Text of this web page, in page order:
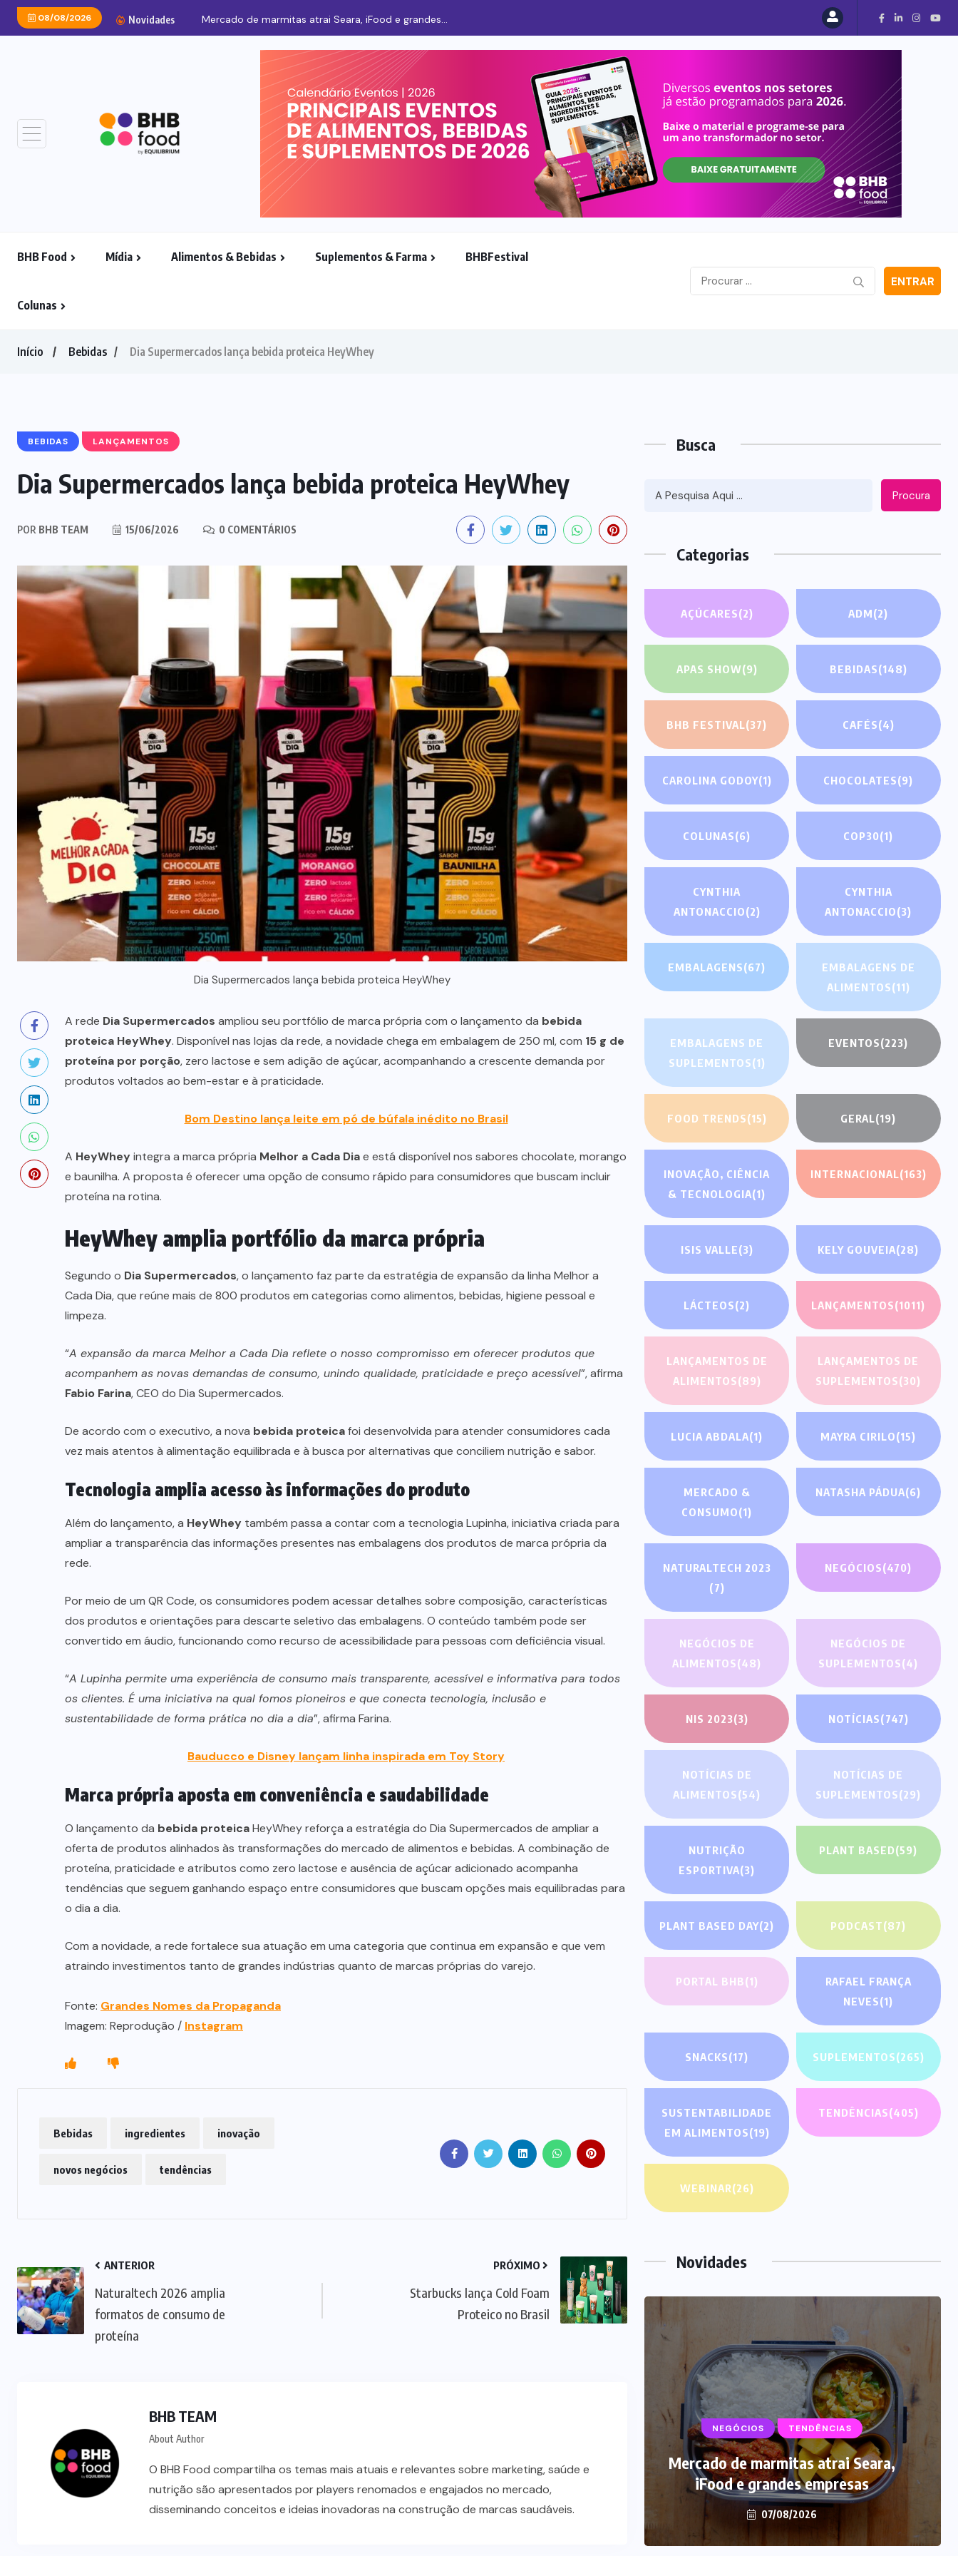
08/08/2026 Novidades Mercado de marmitas atrai Seara, iFood e grandes...
BHB Food Mídia Alimentos & Bebidas Suplementos & Farma BHBFestival
Colunas
ENTRAR
Início Bebidas Dia Supermercados lança bebida proteica HeyWhey
BEBIDAS LANÇAMENTOS
Dia Supermercados lança bebida proteica HeyWhey
POR BHB TEAM 15/06/2026 0 COMENTÁRIOS
Dia Supermercados lança bebida proteica HeyWhey
A rede Dia Supermercados ampliou seu portfólio de marca própria com o lançamento da bebida
proteica HeyWhey. Disponível nas lojas da rede, a novidade chega em embalagem de 250 ml, com 15 g de
proteína por porção, zero lactose e sem adição de açúcar, acompanhando a crescente demanda por
produtos voltados ao bem-estar e à praticidade.
Bom Destino lança leite em pó de búfala inédito no Brasil
A HeyWheyintegra a marca própria Melhor a Cada Diae está disponível nos sabores chocolate, morango
e baunilha. A proposta é oferecer uma opção de consumo rápido para consumidores que buscam incluir
proteína na rotina.
HeyWhey amplia portfólio da marca própria
Segundo o Dia Supermercados, o lançamento faz parte da estratégia de expansão da linha Melhor a
Cada Dia, que reúne mais de 800 produtos em categorias como alimentos, bebidas, higiene pessoal e
limpeza.
“A expansão da marca Melhor a Cada Dia reflete o nosso compromisso em oferecer produtos que
acompanhem as novas demandas de consumo, unindo qualidade, praticidade e preço acessível”, afirma
Fabio Farina, CEO do Dia Supermercados.
De acordo com o executivo, a nova bebida proteicafoi desenvolvida para atender consumidores cada
vez mais atentos à alimentação equilibrada e à busca por alternativas que conciliem nutrição e sabor.
Tecnologia amplia acesso às informações do produto
Além do lançamento, a HeyWhey também passa a contar com a tecnologia Lupinha, iniciativa criada para
ampliar a transparência das informações presentes nas embalagens dos produtos de marca própria da
rede.
Por meio de um QR Code, os consumidores podem acessar detalhes sobre composição, características
dos produtos e orientações para descarte seletivo das embalagens. O conteúdo também pode ser
convertido em áudio, funcionando como recurso de acessibilidade para pessoas com deficiência visual.
“A Lupinha permite uma experiência de consumo mais transparente, acessível e informativa para todos
os clientes. É uma iniciativa na qual fomos pioneiros e que conecta tecnologia, inclusão e
sustentabilidade de forma prática no dia a dia”, afirma Farina.
Bauducco e Disney lançam linha inspirada em Toy Story
Marca própria aposta em conveniência e saudabilidade
O lançamento da bebida proteicaHeyWhey reforça a estratégia do Dia Supermercados de ampliar a
oferta de produtos alinhados às transformações do mercado de alimentos e bebidas. A combinação de
proteína, praticidade e atributos como zero lactose e ausência de açúcar adicionado acompanha
tendências que seguem ganhando espaço entre consumidores que buscam opções mais equilibradas para
o dia a dia.
Com a novidade, a rede fortalece sua atuação em uma categoria que continua em expansão e que vem
atraindo investimentos tanto de grandes indústrias quanto de marcas próprias do varejo.
Fonte: Grandes Nomes da Propaganda
Imagem: Reprodução / Instagram
Bebidas ingredientes inovação
novos negócios tendências
ANTERIOR
Naturaltech 2026 amplia
formatos de consumo de
proteína
PRÓXIMO
Starbucks lança Cold Foam
Proteico no Brasil
BHB TEAM
About Author
O BHB Food compartilha os temas mais atuais e relevantes sobre marketing, saúde e
nutrição são apresentados por players renomados e engajados no mercado,
disseminando conceitos e ideias inovadoras na construção de marcas saudáveis.
Busca
Procura
Categorias
AÇÚCARES(2) ADM(2)
APAS SHOW(9) BEBIDAS(148)
BHB FESTIVAL(37) CAFÉS(4)
CAROLINA GODOY(1) CHOCOLATES(9)
COLUNAS(6) COP30(1)
CYNTHIA
ANTONACCIO(2)
CYNTHIA
ANTONACCIO(3)
EMBALAGENS(67)
EMBALAGENS DE
ALIMENTOS(11)
EMBALAGENS DE
SUPLEMENTOS(1)
EVENTOS(223)
FOOD TRENDS(15) GERAL(19)
INOVAÇÃO, CIÊNCIA
& TECNOLOGIA(1)
INTERNACIONAL(163)
ISIS VALLE(3) KELY GOUVEIA(28)
LÁCTEOS(2) LANÇAMENTOS(1011)
LANÇAMENTOS DE
ALIMENTOS(89)
LANÇAMENTOS DE
SUPLEMENTOS(30)
LUCIA ABDALA(1) MAYRA CIRILO(15)
MERCADO &
CONSUMO(1)
NATASHA PÁDUA(6)
NATURALTECH 2023
(7)
NEGÓCIOS(470)
NEGÓCIOS DE
ALIMENTOS(48)
NEGÓCIOS DE
SUPLEMENTOS(4)
NIS 2023(3) NOTÍCIAS(747)
NOTÍCIAS DE
ALIMENTOS(54)
NOTÍCIAS DE
SUPLEMENTOS(29)
NUTRIÇÃO
ESPORTIVA(3)
PLANT BASED(59)
PLANT BASED DAY(2) PODCAST(87)
PORTAL BHB(1)
RAFAEL FRANÇA
NEVES(1)
SNACKS(17) SUPLEMENTOS(265)
SUSTENTABILIDADE
EM ALIMENTOS(19)
TENDÊNCIAS(405)
WEBINAR(26)
Novidades
Mercado de marmitas atrai Seara,
iFood e grandes empresas
07/08/2026
Caffeine Army lança campanha
para o Dia dos Pais
07/08/2026
NEGÓCIOS TENDÊNCIAS
Mercado de marmitas atrai Seara,
iFood e grandes empresas
07/08/2026